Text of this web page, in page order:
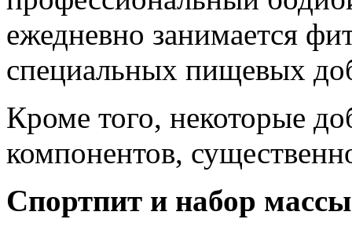
ежедневно занимается
специальных пищевых
Кроме того, некоторые
компонентов,
Спортпит и набор массы